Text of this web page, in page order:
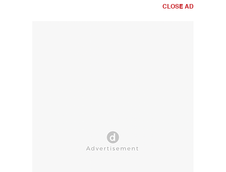
CLOSE AD